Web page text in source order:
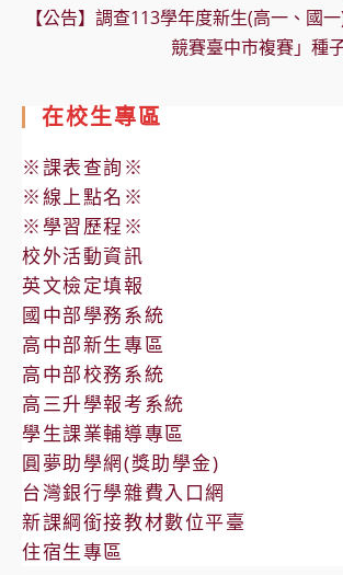
【公告】調查113學年度新生(高一、國
競賽臺中市複賽」種
在校生專區
※課表查詢※
※線上點名※
※學習歷程※
校外活動資訊
英文檢定填報
國中部學務系統
高中部新生專區
高中部校務系統
高三升學報考系統
學生課業輔導專區
圓夢助學網(獎助學金)
台灣銀行學雜費入口網
新課綱銜接教材數位平臺
住宿生專區